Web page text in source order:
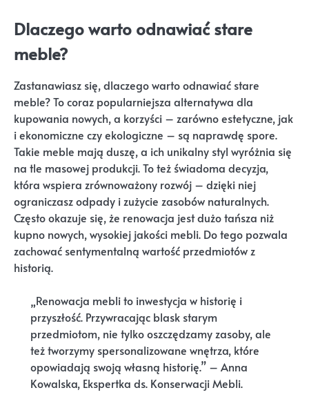
Dlaczego warto odnawiać stare
meble?
Zastanawiasz się, dlaczego warto odnawiać stare
meble? To coraz popularniejsza alternatywa dla
kupowania nowych, a korzyści – zarówno estetyczne, jak
i ekonomiczne czy ekologiczne – są naprawdę spore.
Takie meble mają duszę, a ich unikalny styl wyróżnia się
na tle masowej produkcji. To też świadoma decyzja,
która wspiera zrównoważony rozwój – dzięki niej
ograniczasz odpady i zużycie zasobów naturalnych.
Często okazuje się, że renowacja jest dużo tańsza niż
kupno nowych, wysokiej jakości mebli. Do tego pozwala
zachować sentymentalną wartość przedmiotów z
historią.
„Renowacja mebli to inwestycja w historię i
przyszłość. Przywracając blask starym
przedmiotom, nie tylko oszczędzamy zasoby, ale
też tworzymy spersonalizowane wnętrza, które
opowiadają swoją własną historię.” – Anna
Kowalska, Ekspertka ds. Konserwacji Mebli.